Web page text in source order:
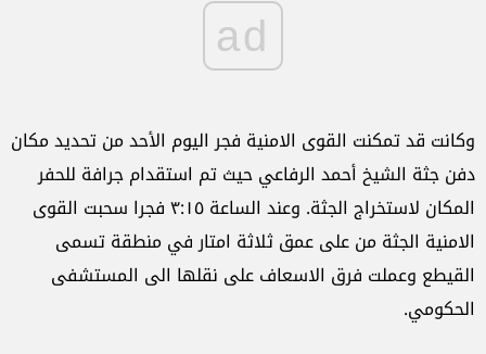
ad
وكانت قد تمكنت القوى الامنية فجر اليوم الأحد من تحديد مكان
دفن جثة الشيخ أحمد الرفاعي حيث تم استقدام جرافة للحفر
المكان لاستخراج الجثة. وعند الساعة ٣:١٥ فجرا سحبت القوى
الامنية الجثة من على عمق ثلاثة امتار في منطقة تسمى
القيطع وعملت فرق الاسعاف على نقلها الى المستشفى
الحكومي.